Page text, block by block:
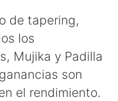
de tapering,
los
Mujika y Padilla
son
el rendimiento.